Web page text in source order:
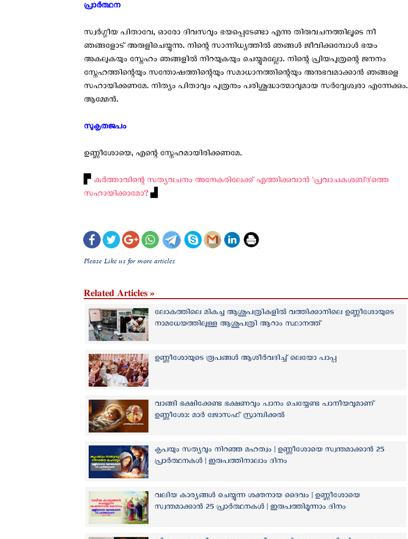
പ്രാർത്ഥന ‍
സ്വർഗ്ഗീയ പിതാവേ, ഓരോ ദിവസവും ഭയപ്പെടേണ്ടാ എന്നു തിരുവചനത്തിലൂടെ നീ
ഞങ്ങളോട് അരുളിചെയ്യുന്നു. നിന്റെ സാന്നിധ്യത്തിൽ ഞങ്ങൾ ജീവിക്കുമ്പോൾ ഭയം
അകലുകയും സ്നേഹം ഞങ്ങളിൽ നിറയുകയും ചെയ്യുമല്ലോ. നിന്റെ പ്രിയപുത്രന്റെ ജനനം
സ്നേഹത്തിന്റെയും സന്തോഷത്തിന്റെയും സമാധാനത്തിന്റെയും അനുഭവമാക്കാൻ ഞങ്ങളെ
സഹായിക്കണമേ. നിത്യം പിതാവും പുത്രനും പരിശുദ്ധാത്മാവുമായ സർവ്വേശ്വരാ എന്നേക്കും.
ആമ്മേൻ.
സുകൃതജപം ‍
ഉണ്ണീശോയെ, എന്റെ സ്നേഹമായിരിക്കണമേ.
▛ കര്‍ത്താവിന്റെ സത്യവചനം അനേകരിലേക്ക് എത്തിക്കുവാന്‍ 'പ്രവാചകശബ്‌ദ'ത്തെ
സഹായിക്കാമോ?▟
Please Like us for more articles
Related Articles »
ലോകത്തിലെ മികച്ച ആശുപത്രികളില്‍ വത്തിക്കാനിലെ ഉണ്ണീശോയുടെ
നാമധേയത്തിലുള്ള ആശുപത്രി ആറാം സ്ഥാനത്ത്
ഉണ്ണീശോയുടെ രൂപങ്ങള്‍ ആശീര്‍വദിച്ച് ലെയോ പാപ്പ
വാങ്ങി ഭക്ഷിക്കേണ്ട ഭക്ഷണവും പാനം ചെയ്യേണ്ട പാനീയവുമാണ്
ഉണ്ണീശോ: മാര്‍ ജോസഫ് സ്രാമ്പിക്കല്‍
കൃപയും സത്യവും നിറഞ്ഞ മഹത്വം | ഉണ്ണീശോയെ സ്വന്തമാക്കാൻ 25
പ്രാർത്ഥനകൾ | ഇരുപത്തിനാലാം ദിനം
വലിയ കാര്യങ്ങൾ ചെയ്യുന്ന ശക്തനായ ദൈവം | ഉണ്ണീശോയെ
സ്വന്തമാക്കാൻ 25 പ്രാർത്ഥനകൾ | ഇരുപത്തിമൂന്നാം ദിനം